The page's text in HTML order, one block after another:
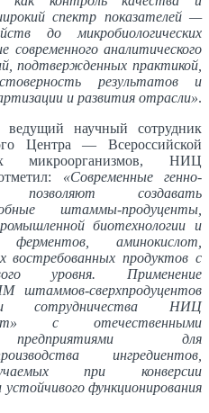
спектр показателей —
до микробиологических
современного аналитического
подтвержденных практикой,
результатов и
и развития отрасли».
ведущий научный сотрудник
Центра — Всероссийской
микроорганизмов, НИЦ
«Современные генно-
создавать
штаммы-продуценты,
биотехнологии и
ферментов, аминокислот,
востребованных продуктов с
уровня. Применение
сверхпродуцентов
сотрудничества НИЦ
с отечественными
предприятиями для
ингредиентов,
при конверсии
функционирования